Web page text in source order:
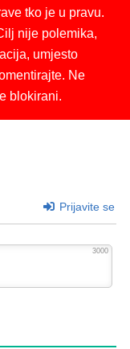
tko je u pravu.
nije polemika,
umjesto
Ne
blokirani.
Prijavite se
3000